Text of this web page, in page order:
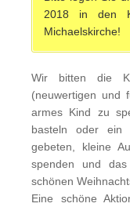
2018 in den
Michaelskirche!
Wir bitten die
(neuwertigen und
armes Kind zu
basteln oder ein
gebeten, kleine
spenden und
schönen
Eine schöne